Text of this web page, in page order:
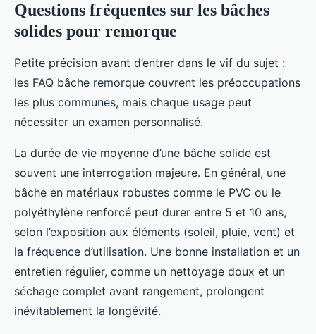
Questions fréquentes sur les bâches
solides pour remorque
Petite précision avant d’entrer dans le vif du sujet :
les FAQ bâche remorque couvrent les préoccupations
les plus communes, mais chaque usage peut
nécessiter un examen personnalisé.
La durée de vie moyenne d’une bâche solide est
souvent une interrogation majeure. En général, une
bâche en matériaux robustes comme le PVC ou le
polyéthylène renforcé peut durer entre 5 et 10 ans,
selon l’exposition aux éléments (soleil, pluie, vent) et
la fréquence d’utilisation. Une bonne installation et un
entretien régulier, comme un nettoyage doux et un
séchage complet avant rangement, prolongent
inévitablement la longévité.